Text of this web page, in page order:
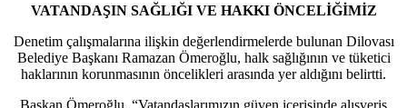
VATANDAŞIN SAĞLIĞI VE HAKKI ÖNCELİĞİMİZ
Denetim çalışmalarına ilişkin değerlendirmelerde bulunan Dilovası
Belediye Başkanı Ramazan Ömeroğlu, halk sağlığının ve tüketici
haklarının korunmasının öncelikleri arasında yer aldığını belirtti.
Başkan Ömeroğlu, “Vatandaşlarımızın güven içerisinde alışveriş